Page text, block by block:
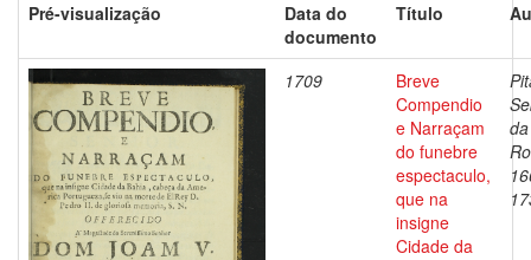
Pré-visualização
Data do
documento
Título
1709
Breve
Compendio
e Narraçam
do funebre
espectaculo,
que na
insigne
Cidade da
da